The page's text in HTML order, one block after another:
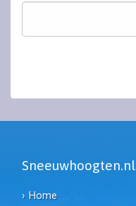
Sneeuwhoogten.nl
Home